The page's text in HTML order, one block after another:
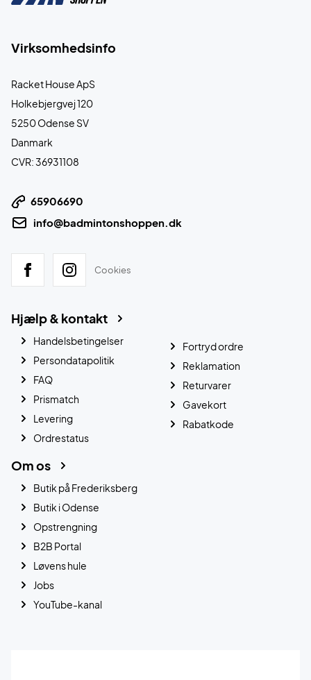
Virksomhedsinfo
Racket House ApS
Holkebjergvej 120
5250 Odense SV
Danmark
CVR: 36931108
65906690
info@badmintonshoppen.dk
Cookies
Hjælp & kontakt
Handelsbetingelser
Persondatapolitik
FAQ
Prismatch
Levering
Ordrestatus
Fortryd ordre
Reklamation
Returvarer
Gavekort
Rabatkode
Om os
Butik på Frederiksberg
Butik i Odense
Opstrengning
B2B Portal
Løvens hule
Jobs
YouTube-kanal